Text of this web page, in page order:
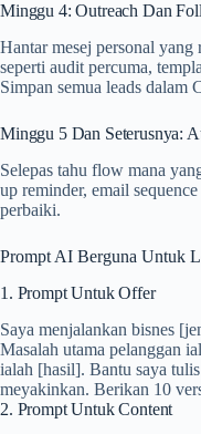
Minggu 4: Outreach Dan
Hantar mesej personal
seperti audit percuma,
Simpan semua leads dalam
Minggu 5 Dan Seterusnya:
Selepas tahu flow mana
up reminder, email
perbaiki.
Prompt AI Berguna Untuk
1. Prompt Untuk Offer
Saya menjalankan bisnes
Masalah utama pelanggan
ialah [hasil]. Bantu saya
meyakinkan. Berikan 10
2. Prompt Untuk Content